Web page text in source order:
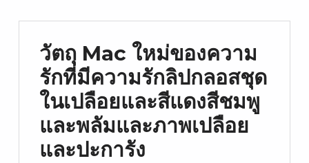
วัตถุ Mac ใหม่ของความ
รักที่มีความรักลิปกลอสชุด
ในเปลือยและสีแดงสีชมพู
และพลัมและภาพเปลือย
และปะการัง